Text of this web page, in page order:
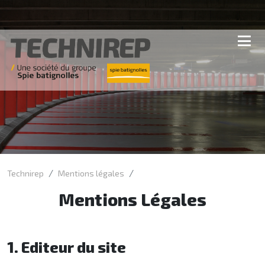
Technirep Mentions légales
Mentions Légales
1. Editeur du site